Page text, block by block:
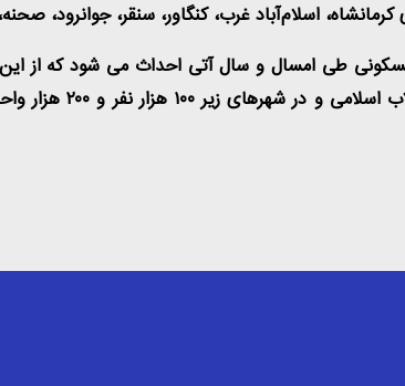
اسلام‌آباد غرب، کنگاور، سنقر، جوانرود،
توسط شرکت